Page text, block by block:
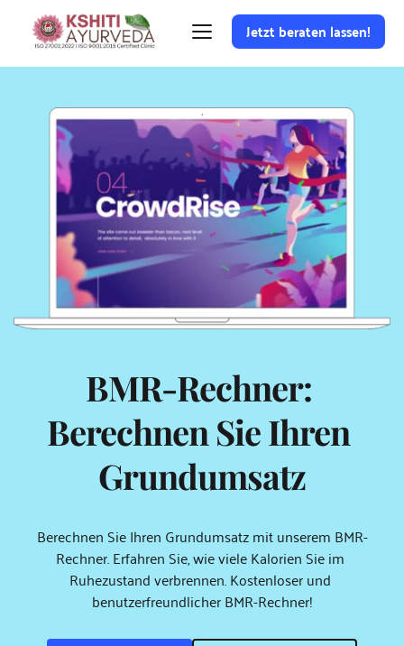
Jetzt beraten lassen!
BMR-Rechner:
Berechnen Sie Ihren
Grundumsatz
Berechnen Sie Ihren Grundumsatz mit unserem BMR-
Rechner. Erfahren Sie, wie viele Kalorien Sie im
Ruhezustand verbrennen. Kostenloser und
benutzerfreundlicher BMR-Rechner!